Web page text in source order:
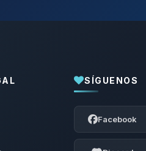
SÍGUENOS
Facebook
Yupi, por fin
Soy Choupy, tu
BoxToPlay.
moveré mis